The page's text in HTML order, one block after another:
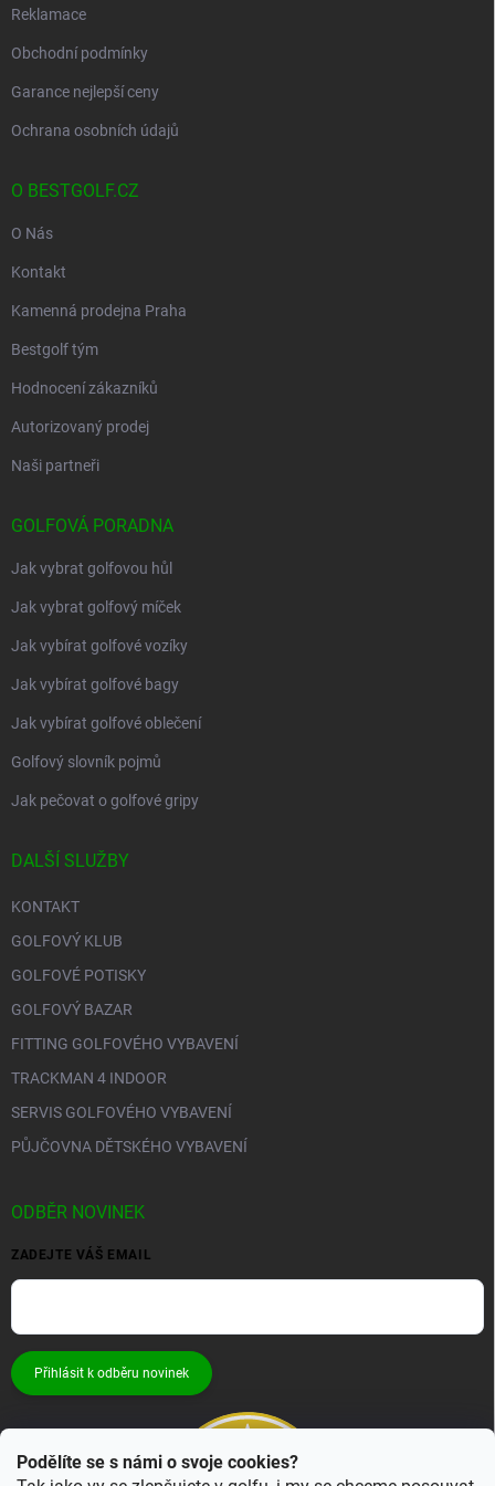
Podělíte se s námi o svoje cookies?
Reklamace
Obchodní podmínky
Garance nejlepší ceny
Ochrana osobních údajů
O BESTGOLF.CZ
O Nás
Kontakt
Kamenná prodejna Praha
Bestgolf tým
Hodnocení zákazníků
Autorizovaný prodej
Naši partneři
GOLFOVÁ PORADNA
Jak vybrat golfovou hůl
Jak vybrat golfový míček
Jak vybírat golfové vozíky
Jak vybírat golfové bagy
Jak vybírat golfové oblečení
Golfový slovník pojmů
Jak pečovat o golfové gripy
DALŠÍ SLUŽBY
KONTAKT
GOLFOVÝ KLUB
GOLFOVÉ POTISKY
GOLFOVÝ BAZAR
FITTING GOLFOVÉHO VYBAVENÍ
TRACKMAN 4 INDOOR
SERVIS GOLFOVÉHO VYBAVENÍ
PŮJČOVNA DĚTSKÉHO VYBAVENÍ
ODBĚR NOVINEK
ZADEJTE VÁŠ EMAIL
Přihlásit k odběru novinek